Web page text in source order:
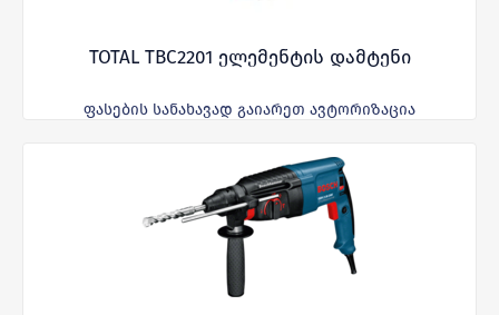
TOTAL TBC2201 ელემენტის დამტენი
ფასების სანახავად გაიარეთ ავტორიზაცია